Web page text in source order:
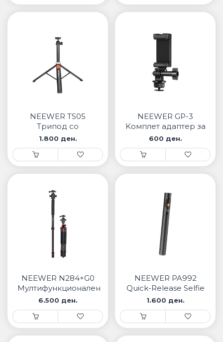
NEEWER TS05
Трипод со
далечински
управувач
1.800 ден.
NEEWER GP-3
Kомплет адаптер за
hot shoe
600 ден.
NEEWER N284+G0
Мултифункционален
Трипод
6.500 ден.
NEEWER PA992
Quick-Release Selfie
Stick
1.600 ден.